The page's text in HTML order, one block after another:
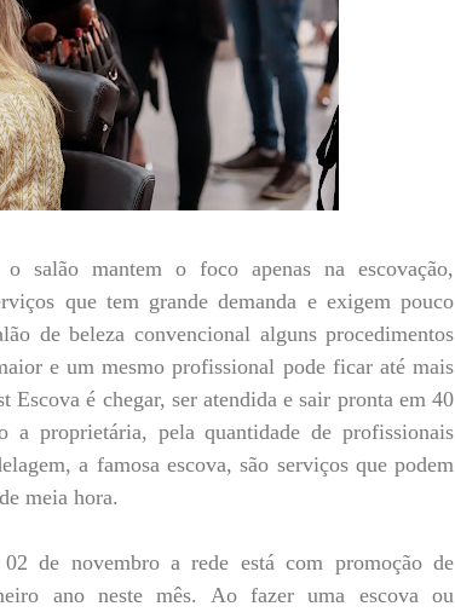
salão mantem o foco apenas na escovação,
que tem grande demanda e exigem pouco
de beleza convencional alguns procedimentos
e um mesmo profissional pode ficar até mais
Escova é chegar, ser atendida e sair pronta em 40
proprietária, pela quantidade de profissionais
a famosa escova, são serviços que podem
meia hora.
de novembro a rede está com promoção de
ano neste mês. Ao fazer uma escova ou